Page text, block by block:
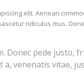
elit. Aenean
ridiculus mus.
Donec pede justo,
venenatis vitae,